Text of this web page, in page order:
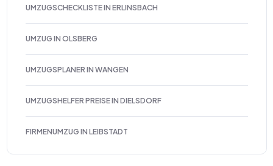
UMZUGSCHECKLISTE IN ERLINSBACH
UMZUG IN OLSBERG
UMZUGSPLANER IN WANGEN
UMZUGSHELFER PREISE IN DIELSDORF
FIRMENUMZUG IN LEIBSTADT